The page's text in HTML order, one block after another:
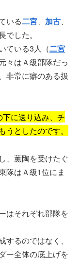
いる二宮、 加古、
した。
ている3人（二宮
々はＡ級部隊だっ
非常に癖のある扱
に送り込み、チ
としたのです。
、薫陶を受けたぐ
隊はＡ級1位にま
はそれぞれ部隊を
るのではなく、
ー全体の底上げを